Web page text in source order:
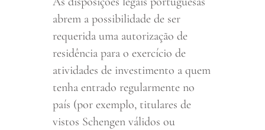
abrem a possibilidade de ser
requerida uma autorização de
residência para o exercício de
atividades de investimento a quem
tenha entrado regularmente no
país (por exemplo, titulares de
vistos Schengen válidos ou